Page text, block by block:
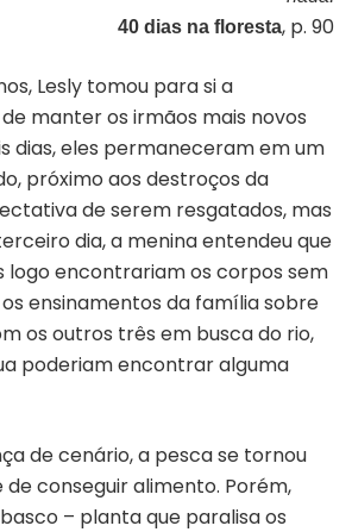
40 dias na floresta, p. 90
Lesly tomou para si a
manter os irmãos mais novos
dias, eles permaneceram em um
próximo aos destroços da
de serem resgatados, mas
dia, a menina entendeu que
logo encontrariam os corpos sem
ensinamentos da família sobre
os outros três em busca do rio,
poderiam encontrar alguma
de cenário, a pesca se tornou
de conseguir alimento. Porém,
– planta que paralisa os